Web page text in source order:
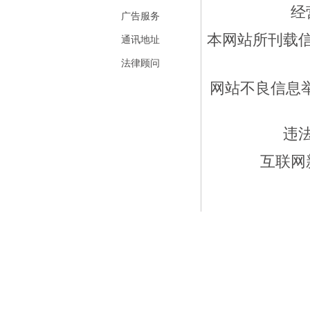
广告服务
通讯地址
法律顾问
经
本网站所刊载
网站不良信息
违
互联网